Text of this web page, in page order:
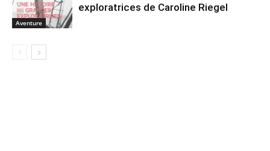
Aventure
exploratrices de Caroline Riegel